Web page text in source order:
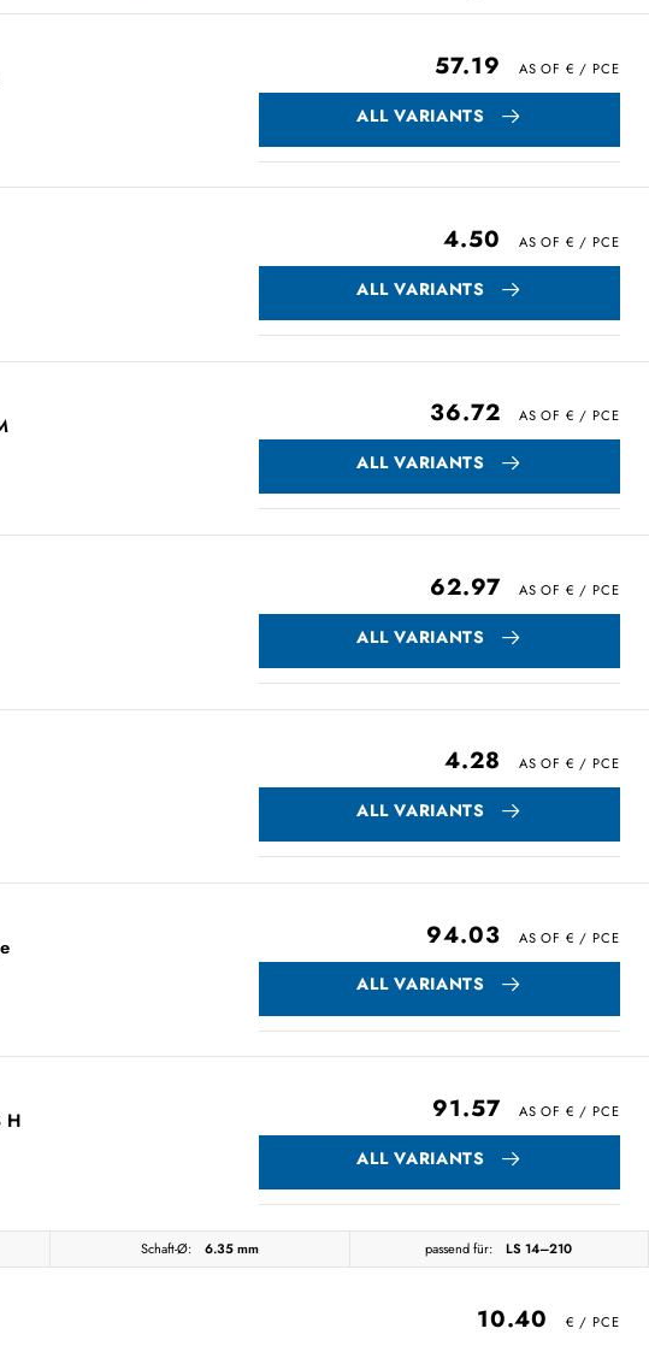
57.19
ALL VARIANTS
4.50
ALL VARIANTS
36.72
ALL VARIANTS
62.97
ALL VARIANTS
4.28
ALL VARIANTS
94.03
ALL VARIANTS
H 91.57
ALL VARIANTS
Schaft-Ø: 6.35 mm passend für:
LS 14–210
10.40